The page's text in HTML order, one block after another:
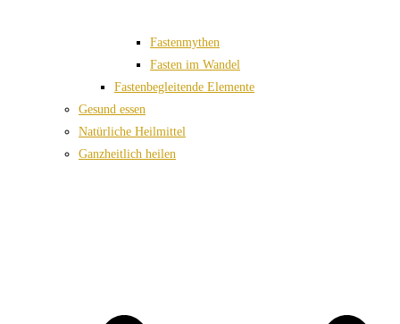
Fastenmythen
Fasten im Wandel
Fastenbegleitende Elemente
Gesund essen
Natürliche Heilmittel
Ganzheitlich heilen